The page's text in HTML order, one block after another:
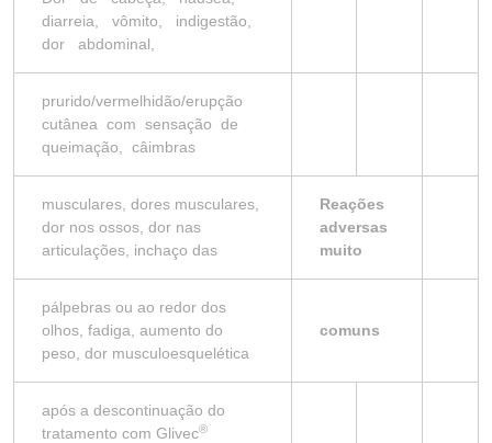
diarreia, vômito, indigestão,
dor abdominal,
prurido/vermelhidão/erupção
cutânea com sensação de
queimação, câimbras
musculares, dores musculares,
dor nos ossos, dor nas
articulações, inchaço das
Reações
adversas
muito
pálpebras ou ao redor dos
olhos, fadiga, aumento do
peso, dor musculoesquelética
comuns
após a descontinuação do
tratamento com Glivec®